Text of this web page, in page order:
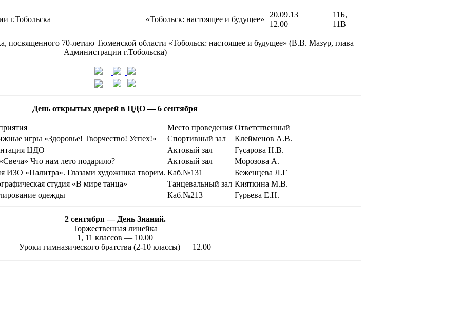
г.Тобольска «Тобольск: настоящее и будущее»
20.09.13
12.00
11Б,
11В
посвященного 70-летию Тюменской области «Тобольск: настоящее и будущее» (В.В. Мазур, глава
Администрации г.Тобольска)
День открытых дверей в ЦДО — 6 сентября
Место проведения Ответственный
игры «Здоровье! Творчество! Успех!» Спортивный зал
Клейменов А.В.
ЦДО Актовый зал
Гусарова Н.В.
Что нам лето подарило? Актовый зал
Морозова А.
ИЗО «Палитра». Глазами художника творим. Каб.№131
Беженцева Л.Г
студия «В мире танца» Танцевальный зал Кияткина М.В.
одежды Каб.№213 Гурьева Е.Н.
2 сентября — День Знаний.
Торжественная линейка
1, 11 классов — 10.00
Уроки гимназического братства (2-10 классы) — 12.00